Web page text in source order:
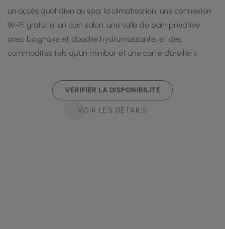
un accès quotidien au spa, la climatisation, une connexion
Wi-Fi gratuite, un coin salon, une salle de bain privative
avec baignoire et douche hydromassante, et des
commodités tels qu’un minibar et une carte d’oreillers.
VÉRIFIER LA DISPONIBILITÉ
VOIR LES DÉTAILS